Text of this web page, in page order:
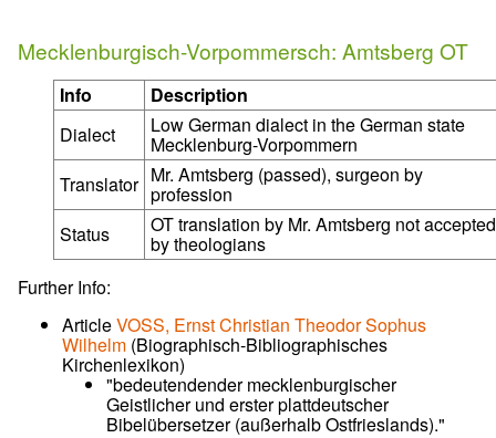
Mecklenburgisch-Vorpommersch: Amtsberg OT
Info
Description
Dialect
Low German dialect in the German state
Mecklenburg-Vorpommern
Translator Mr. Amtsberg (passed), surgeon by
profession
Status
OT translation by Mr. Amtsberg not accepted
by theologians
Further Info:
ArticleVOSS, Ernst Christian Theodor Sophus
Wilhelm (Biographisch-Bibliographisches
Kirchenlexikon)
"bedeutendender mecklenburgischer
Geistlicher und erster plattdeutscher
Bibelübersetzer (außerhalb Ostfrieslands)."